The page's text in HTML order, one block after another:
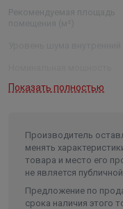
Рекомендуемая площадь
Размеры внешнего блока
Размеры упаковки
блока (ШхВхГ)
Размеры упаковки
блока (ШхВхГ)
Показать полностью
Производитель
менять
товара и место его
не является
Предложение по
срока наличия этого